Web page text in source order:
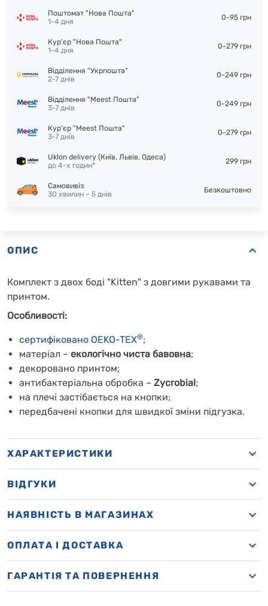
Поштомат "Нова Пошта"
1-4 дня
0-95 грн
Кур'єр "Нова Пошта"
1-4 дня
0-279 грн
Відділення "Укрпошта"
2-7 днів
0-249 грн
Відділення "Meest Пошта"
3-7 днів
0-249 грн
Кур'єр "Meest Пошта"
3-7 днів
0-279 грн
Uklon delivery (Київ, Львів, Одеса)
до 4-х годин*
299 грн
Самовивіз
30 хвилин – 5 днів
Безкоштовно
ОПИС
Комплект з двох боді "Kitten" з довгими рукавами та
принтом.
Особливості:
сертифіковано OEKO-TEX®;
матеріал – екологічно чиста бавовна;
декоровано принтом;
антибактеріальна обробка – Zycrobial;
на плечі застібається на кнопки;
передбачені кнопки для швидкої зміни підгузка.
ХАРАКТЕРИСТИКИ
ВІДГУКИ
НАЯВНІСТЬ В МАГАЗИНАХ
OПЛАТА І ДОСТАВКА
ГАРАНТІЯ ТА ПОВЕРНЕННЯ